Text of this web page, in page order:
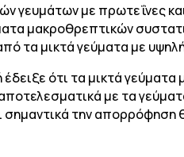
γευμάτων με πρωτεΐνες
μακροθρεπτικών
τα μικτά γεύματα με
ότι τα μικτά
με τα
την απορρόφηση